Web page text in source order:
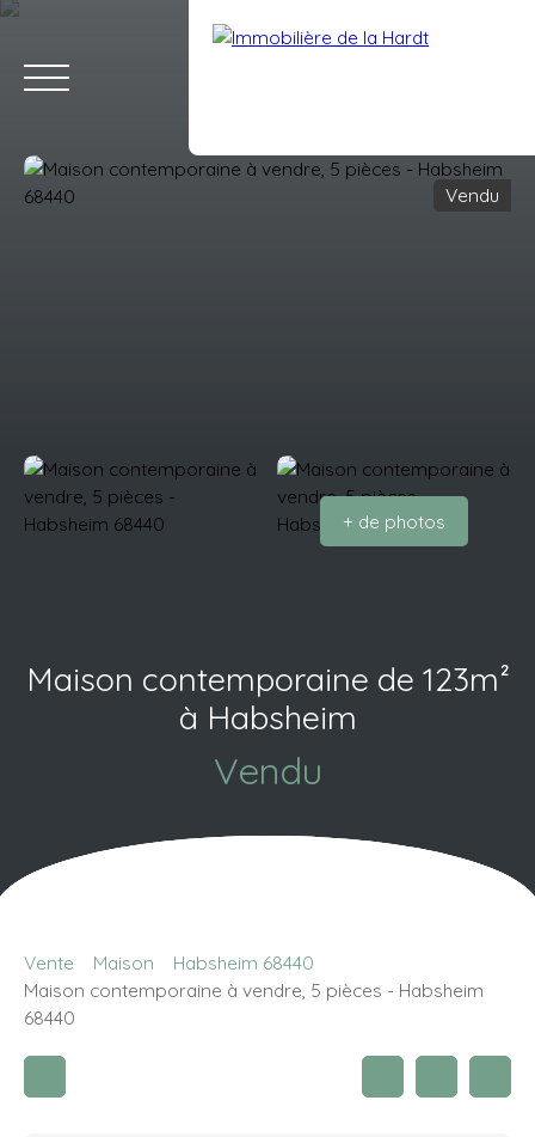
Vendu
+ de photos
Maison contemporaine de 123m²
à Habsheim
Vendu
Vente Maison
Habsheim 68440
Maison contemporaine à vendre, 5 pièces - Habsheim
68440